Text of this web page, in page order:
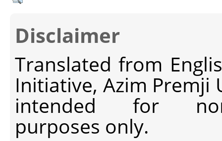
Disclaimer
Translated from
Initiative, Azim Premji
intended for non-
purposes only.